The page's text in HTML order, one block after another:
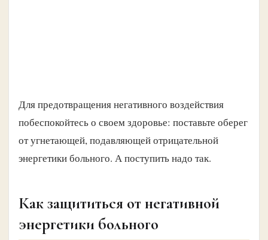
Для предотвращения негативного воздействия
побеспокойтесь о своем здоровье: поставьте оберег
от угнетающей, подавляющей отрицательной
энергетики больного. А поступить надо так.
Как защититься от негативной
энергетики больного